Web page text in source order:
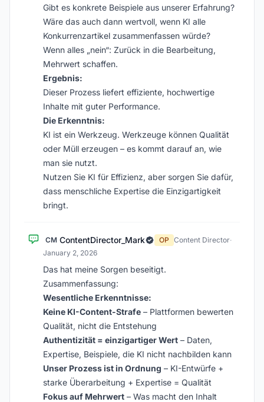
Gibt es konkrete Beispiele aus unserer Erfahrung?
Wäre das auch dann wertvoll, wenn KI alle
Konkurrenzartikel zusammenfassen würde?
Wenn alles „nein“: Zurück in die Bearbeitung,
Mehrwert schaffen.
Ergebnis:
Dieser Prozess liefert effiziente, hochwertige
Inhalte mit guter Performance.
Die Erkenntnis:
KI ist ein Werkzeug. Werkzeuge können Qualität
oder Müll erzeugen – es kommt darauf an, wie
man sie nutzt.
Nutzen Sie KI für Effizienz, aber sorgen Sie dafür,
dass menschliche Expertise die Einzigartigkeit
bringt.
CM ContentDirector_Mark OP Content Director·
January 2, 2026
Das hat meine Sorgen beseitigt.
Zusammenfassung:
Wesentliche Erkenntnisse:
Keine KI-Content-Strafe – Plattformen bewerten
Qualität, nicht die Entstehung
Authentizität = einzigartiger Wert – Daten,
Expertise, Beispiele, die KI nicht nachbilden kann
Unser Prozess ist in Ordnung – KI-Entwürfe +
starke Überarbeitung + Expertise = Qualität
Fokus auf Mehrwert – Was macht den Inhalt